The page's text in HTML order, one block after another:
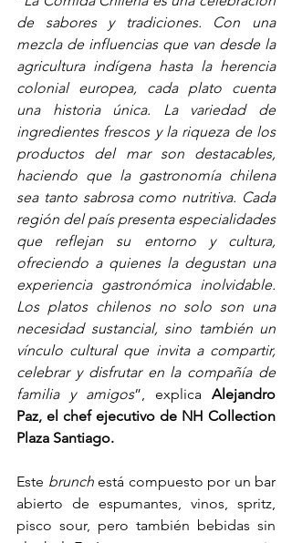
de sabores y tradiciones. Con una
mezcla de influencias que van desde la
agricultura indígena hasta la herencia
colonial europea, cada plato cuenta
una historia única. La variedad de
ingredientes frescos y la riqueza de los
productos del mar son destacables,
haciendo que la gastronomía chilena
sea tanto sabrosa como nutritiva. Cada
región del país presenta especialidades
que reflejan su entorno y cultura,
ofreciendo a quienes la degustan una
experiencia gastronómica inolvidable.
Los platos chilenos no solo son una
necesidad sustancial, sino también un
vínculo cultural que invita a compartir,
celebrar y disfrutar en la compañía de
familia y amigos”, explica Alejandro
Paz, el chef ejecutivo de NH Collection
Plaza Santiago.
Este brunch está compuesto por un bar
abierto de espumantes, vinos, spritz,
pisco sour, pero también bebidas sin